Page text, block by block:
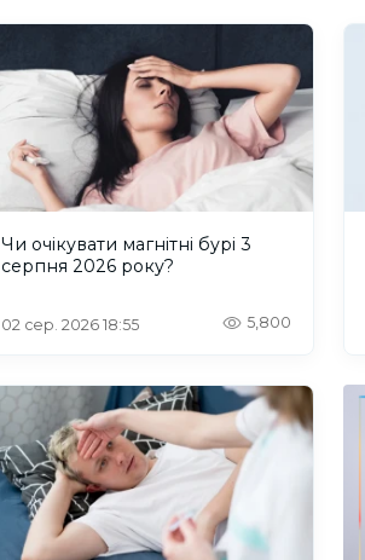
Чи очікувати магнітні бурі 3
серпня 2026 року?
02 сер. 2026 18:55 5,800